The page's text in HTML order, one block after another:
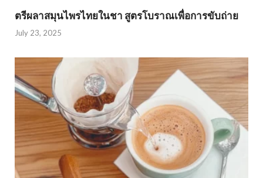
ตรีผลาสมุนไพรไทยในชา สูตรโบราณเพื่อการขับถ่าย
July 23, 2025